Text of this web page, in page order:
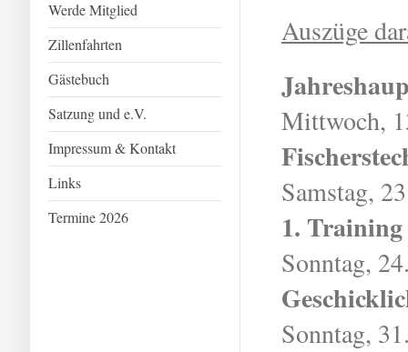
Werde Mitglied
Zillenfahrten
Gästebuch
Satzung und e.V.
Impressum & Kontakt
Links
Termine 2026
Auszüge
Mittwoch,
Samstag,
1.
Sonntag,
Sonntag,